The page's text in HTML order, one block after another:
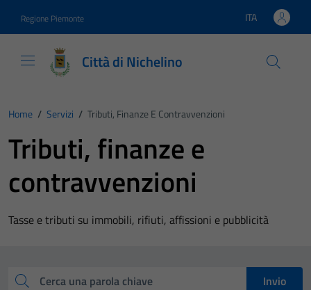
Regione Piemonte Lingua attiva:
ITA
Città di Nichelino
Home / Servizi / Tributi, Finanze E Contravvenzioni
Tributi, finanze e
contravvenzioni
Tasse e tributi su immobili, rifiuti, affissioni e pubblicità
Cerca una parola chiave
Invio